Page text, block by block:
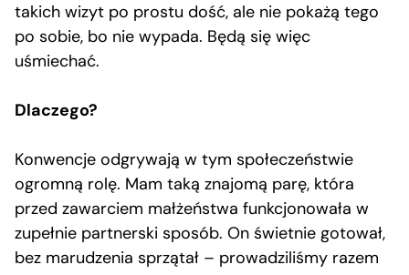
takich wizyt po prostu dość, ale nie pokażą tego
po sobie, bo nie wypada. Będą się więc
uśmiechać.
Dlaczego?
Konwencje odgrywają w tym społeczeństwie
ogromną rolę. Mam taką znajomą parę, która
przed zawarciem małżeństwa funkcjonowała w
zupełnie partnerski sposób. On świetnie gotował,
bez marudzenia sprzątał – prowadziliśmy razem